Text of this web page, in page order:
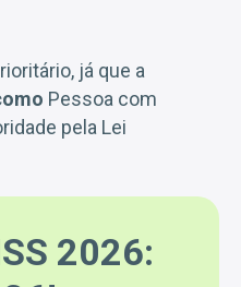
já que a
Pessoa com
pela Lei
2026: